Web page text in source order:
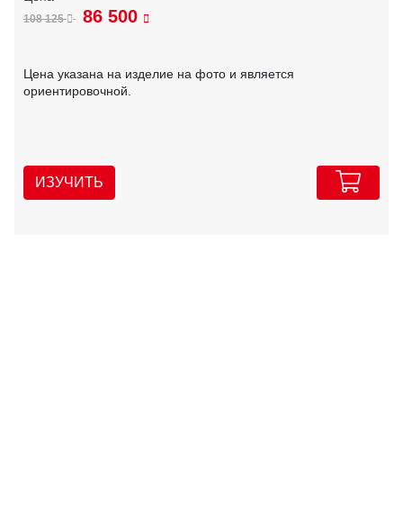
108 125 86 500
Цена указана на изделие на фото и является
ориентировочной.
ИЗУЧИТЬ